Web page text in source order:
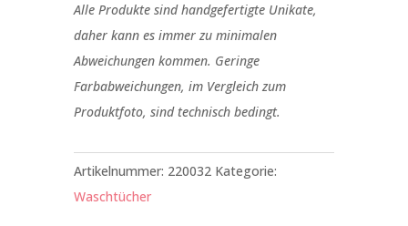
Alle Produkte sind handgefertigte Unikate,
daher kann es immer zu minimalen
Abweichungen kommen. Geringe
Farbabweichungen, im Vergleich zum
Produktfoto, sind technisch bedingt.
Artikelnummer: 220032 Kategorie:
Waschtücher